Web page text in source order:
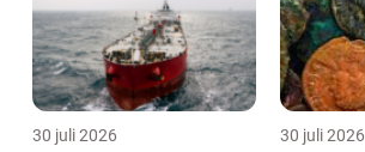
30 juli 2026 30 juli 2026